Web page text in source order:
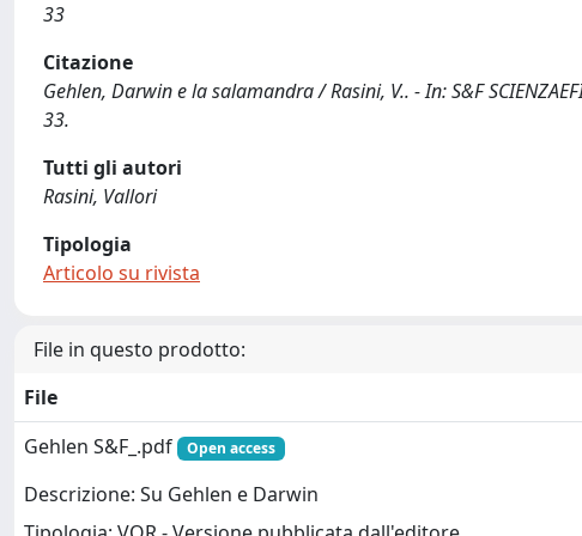
33
Citazione
Gehlen, Darwin e la salamandra / Rasini, V.. - In: S&F
33.
Tutti gli autori
Rasini, Vallori
Tipologia
Articolo su rivista
File in questo prodotto:
File
Gehlen S&F_.pdf
Open access
Descrizione: Su Gehlen e Darwin